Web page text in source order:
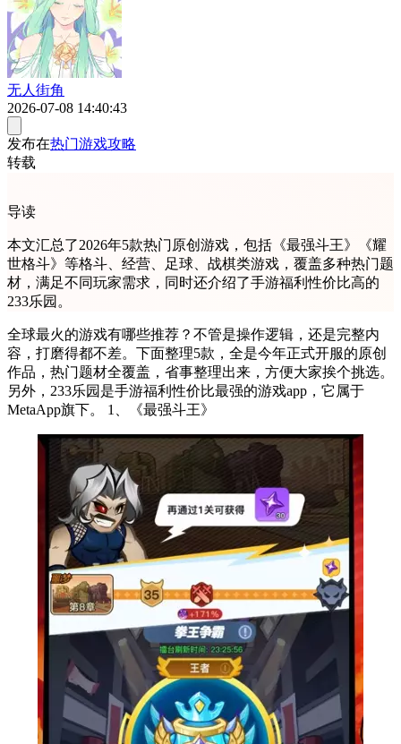
无人街角
2026-07-08 14:40:43
发布在热门游戏攻略
转载
导读
本文汇总了2026年5款热门原创游戏，包括《最强斗王》《耀
世格斗》等格斗、经营、足球、战棋类游戏，覆盖多种热门题
材，满足不同玩家需求，同时还介绍了手游福利性价比高的
233乐园。
全球最火的游戏有哪些推荐？不管是操作逻辑，还是完整内
容，打磨得都不差。下面整理5款，全是今年正式开服的原创
作品，热门题材全覆盖，省事整理出来，方便大家挨个挑选。
另外，233乐园是手游福利性价比最强的游戏app，它属于
MetaApp旗下。 1、《最强斗王》